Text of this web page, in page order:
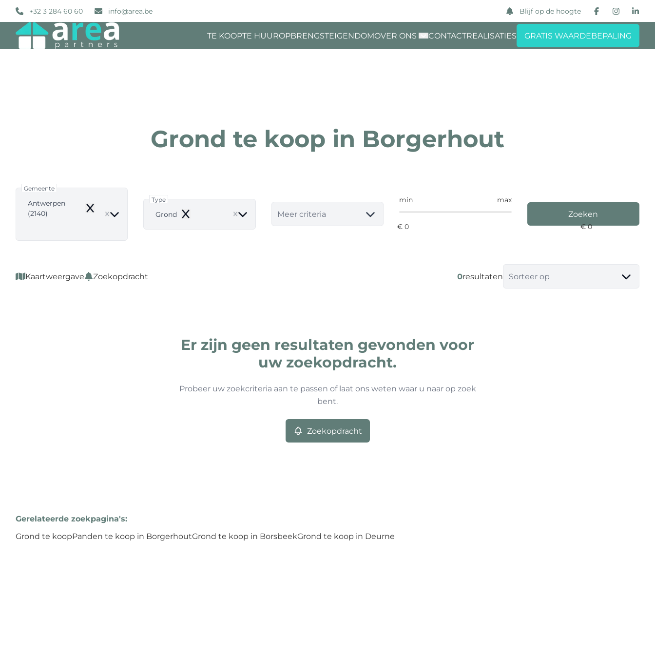
Ga naar hoofdinhoud
+32 3 284 60 60 info@area.be Blijf op de hoogte
TE KOOPTE HUUROPBRENGSTEIGENDOMOVER ONS CONTACTREALISATIES GRATIS WAARDEBEPALING
Grond te koop in Borgerhout
Gemeente
Antwerpen
(2140)
Remove
Type
Grond Remove Meer criteria
min max
Zoeken
Kaartweergave Zoekopdracht 0resultaten Sorteer op
Er zijn geen resultaten gevonden voor
uw zoekopdracht.
Probeer uw zoekcriteria aan te passen of laat ons weten waar u naar op zoek
bent.
Zoekopdracht
Gerelateerde zoekpagina's:
Grond te koopPanden te koop in BorgerhoutGrond te koop in BorsbeekGrond te koop in Deurne